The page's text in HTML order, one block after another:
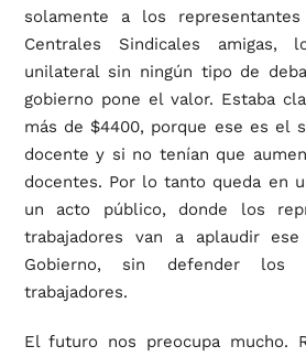
solamente a los
Centrales Sindicales
unilateral sin ningún tipo de
gobierno pone el valor. Estaba
más de $4400, porque ese es el
docente y si no tenían que
docentes. Por lo tanto queda en
un acto público, donde los
trabajadores van a aplaudir
Gobierno, sin defender los
trabajadores.
El futuro nos preocupa mucho.